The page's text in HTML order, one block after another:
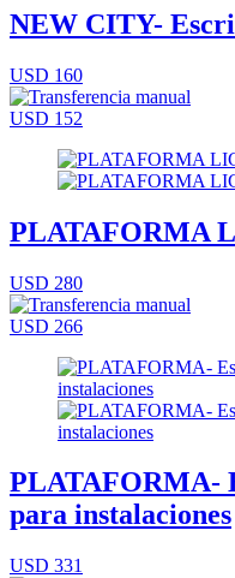
NEW CITY-
USD 160
USD 152
PLATAFORMA
USD 280
USD 266
PLATAFORMA-
para instalaciones
USD 331